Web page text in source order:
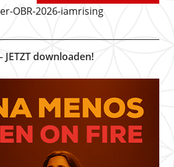
OBR-2026-iamrising
JETZT downloaden!